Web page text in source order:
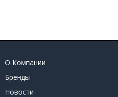
О Компании
Бренды
Новости